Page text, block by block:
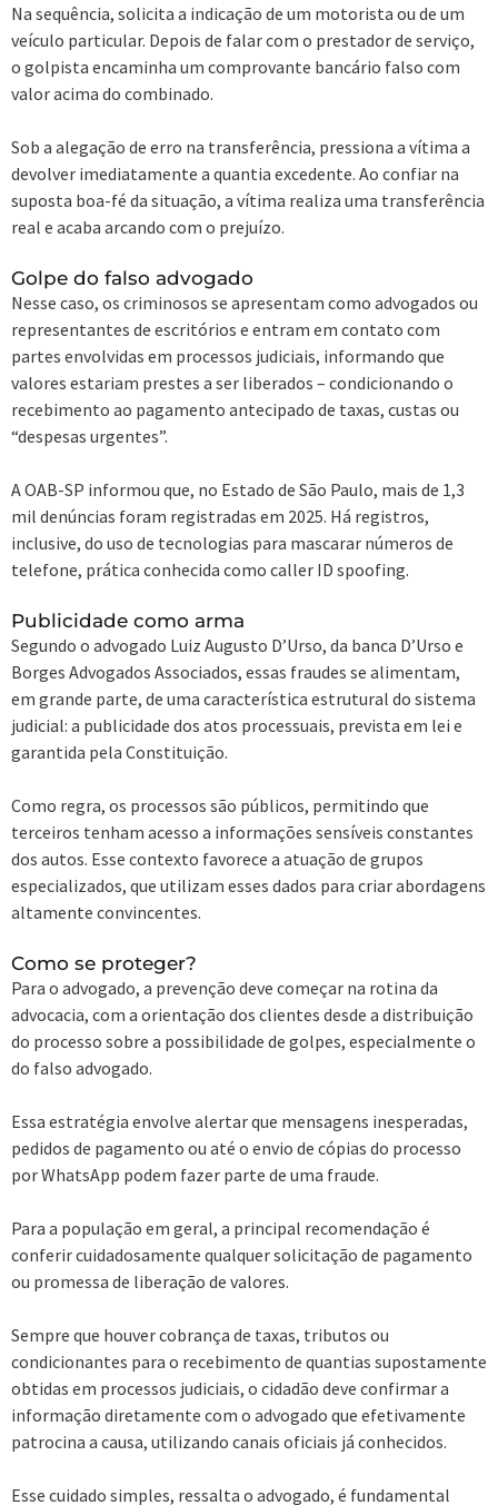
Na sequência, solicita a indicação de um motorista ou de um
veículo particular. Depois de falar com o prestador de serviço,
o golpista encaminha um comprovante bancário falso com
valor acima do combinado.
Sob a alegação de erro na transferência, pressiona a vítima a
devolver imediatamente a quantia excedente. Ao confiar na
suposta boa-fé da situação, a vítima realiza uma transferência
real e acaba arcando com o prejuízo.
Golpe do falso advogado
Nesse caso, os criminosos se apresentam como advogados ou
representantes de escritórios e entram em contato com
partes envolvidas em processos judiciais, informando que
valores estariam prestes a ser liberados – condicionando o
recebimento ao pagamento antecipado de taxas, custas ou
“despesas urgentes”.
A OAB-SP informou que, no Estado de São Paulo, mais de 1,3
mil denúncias foram registradas em 2025. Há registros,
inclusive, do uso de tecnologias para mascarar números de
telefone, prática conhecida como caller ID spoofing.
Publicidade como arma
Segundo o advogado Luiz Augusto D’Urso, da banca D’Urso e
Borges Advogados Associados, essas fraudes se alimentam,
em grande parte, de uma característica estrutural do sistema
judicial: a publicidade dos atos processuais, prevista em lei e
garantida pela Constituição.
Como regra, os processos são públicos, permitindo que
terceiros tenham acesso a informações sensíveis constantes
dos autos. Esse contexto favorece a atuação de grupos
especializados, que utilizam esses dados para criar abordagens
altamente convincentes.
Como se proteger?
Para o advogado, a prevenção deve começar na rotina da
advocacia, com a orientação dos clientes desde a distribuição
do processo sobre a possibilidade de golpes, especialmente o
do falso advogado.
Essa estratégia envolve alertar que mensagens inesperadas,
pedidos de pagamento ou até o envio de cópias do processo
por WhatsApp podem fazer parte de uma fraude.
Para a população em geral, a principal recomendação é
conferir cuidadosamente qualquer solicitação de pagamento
ou promessa de liberação de valores.
Sempre que houver cobrança de taxas, tributos ou
condicionantes para o recebimento de quantias supostamente
obtidas em processos judiciais, o cidadão deve confirmar a
informação diretamente com o advogado que efetivamente
patrocina a causa, utilizando canais oficiais já conhecidos.
Esse cuidado simples, ressalta o advogado, é fundamental